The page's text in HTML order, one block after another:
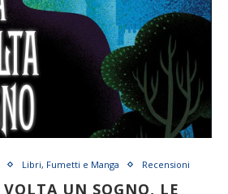
Libri, Fumetti e Manga Recensioni
VOLTA UN SOGNO, LE